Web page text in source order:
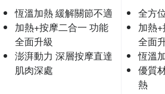
恆溫加熱 緩解關節不適
加熱+按摩二合一 功能
全面升級
澎湃動力 深層按摩直達
肌肉深處
全方
加熱
全面
恆溫
優質
熱